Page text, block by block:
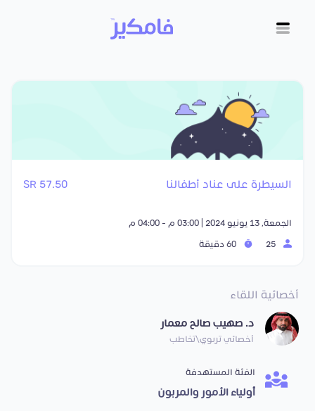
السيطرة على عناد أطفالنا 57.50 SR
الجمعة, 13 يونيو 2024 | 03:00 م - 04:00 م
أخصائية اللقاء
د. صهيب صالح معمار
أخصائي تربوي\تخاطب
الفئة المستهدفة
أولياء الأمور والمربون